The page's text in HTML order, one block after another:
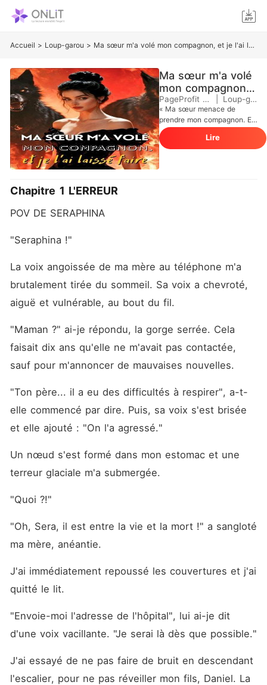
Accueil > Loup-garou > Ma sœur m'a volé mon compagnon, et je l'ai laissé faire
Ma sœur m'a volé
mon compagnon,
et je l'ai laissé
faire
PageProfit Studio Loup-garou
« Ma sœur menace de
prendre mon compagnon. Et
je la laisse le garder. » Née
sans louve, Séraphina est la
honte de sa meute-jusqu'à
ce qu'une nuit d'ivresse la
Seulement des draps froids
et des regards encore plus
glacials. Lorsque sa sœur
parfaite est revenue, Kieran
même. Et sa famille était
ravie de voir son mariage
brisé. Séraphina n'a pas
combattu mais est partie en
silence. Cependant, lorsque
vérités choquantes ont
émergé : ☽ Cette nuit-là
n'était pas un accident ☽
mari-voudra la revendiquer
d'être possédée. *** Le
épaisseurs de tissu. « Tu
intacte de ma gorge. « Tu es
touchera jamais. » « Tu as
eu dix ans pour me
revendiquer, Alpha. » Je
sourire. « C'est drôle comme
tu te rappelles que je suis à
toi... seulement quand je
Lire
Chapitre 1 L'ERREUR
POV DE SERAPHINA
"Seraphina !"
La voix angoissée de ma mère au téléphone m'a
brutalement tirée du sommeil. Sa voix a chevroté,
aiguë et vulnérable, au bout du fil.
"Maman ?" ai-je répondu, la gorge serrée. Cela
faisait dix ans qu'elle ne m'avait pas contactée,
sauf pour m'annoncer de mauvaises nouvelles.
"Ton père... il a eu des difficultés à respirer", a-t-
elle commencé par dire. Puis, sa voix s'est brisée
et elle ajouté : "On l'a agressé."
Un nœud s'est formé dans mon estomac et une
terreur glaciale m'a submergée.
"Quoi ?!"
"Oh, Sera, il est entre la vie et la mort !" a sangloté
ma mère, anéantie.
J'ai immédiatement repoussé les couvertures et j'ai
quitté le lit.
"Envoie-moi l'adresse de l'hôpital", lui ai-je dit
d'une voix vacillante. "Je serai là dès que possible."
J'ai essayé de ne pas faire de bruit en descendant
l'escalier, pour ne pas réveiller mon fils, Daniel. La